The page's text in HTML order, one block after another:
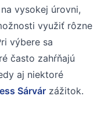
vysokej úrovni,
využiť rôzne
výbere sa
často zahŕňajú
aj niektoré
Sárvár zážitok.